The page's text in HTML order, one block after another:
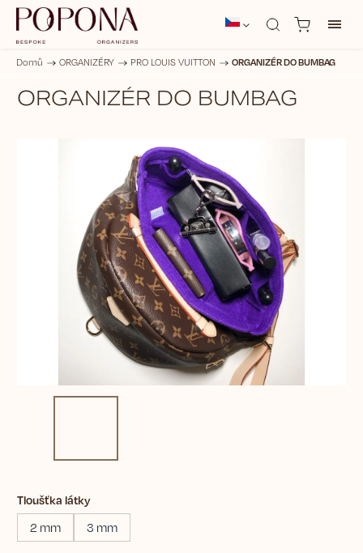
Domů / ORGANIZÉRY / PRO LOUIS VUITTON / ORGANIZÉR DO BUMBAG
ORGANIZÉR DO BUMBAG
Tloušťka látky
2 mm
3 mm